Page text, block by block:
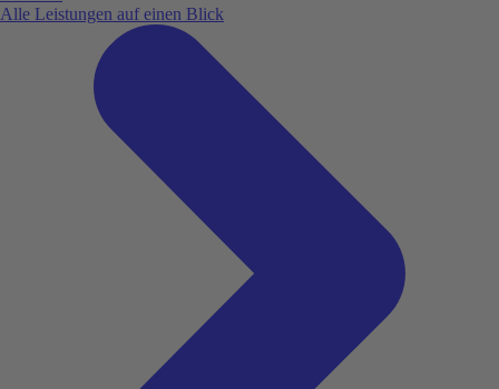
Alle Leistungen auf einen Blick